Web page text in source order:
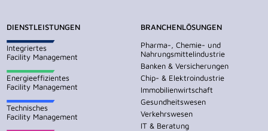
DIENSTLEISTUNGEN
Integriertes
Facility Management
Energieeffizientes
Facility Management
Technisches
Facility Management
BRANCHENLÖSUNGEN
Pharma-, Chemie- und
Nahrungsmittelindustrie
Banken & Versicherungen
Chip- & Elektroindustrie
Immobilienwirtschaft
Gesundheitswesen
Verkehrswesen
IT & Beratung